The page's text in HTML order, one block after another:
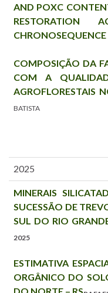
AND POXC
RESTORATION
CHRONOSEQUENCE
COMPOSIÇÃO DA
COM A
AGROFLORESTAIS
BATISTA
2025
MINERAIS
SUCESSÃO DE
SUL DO RIO
2025
ESTIMATIVA
ORGÂNICO DO
DO NORTE – RS